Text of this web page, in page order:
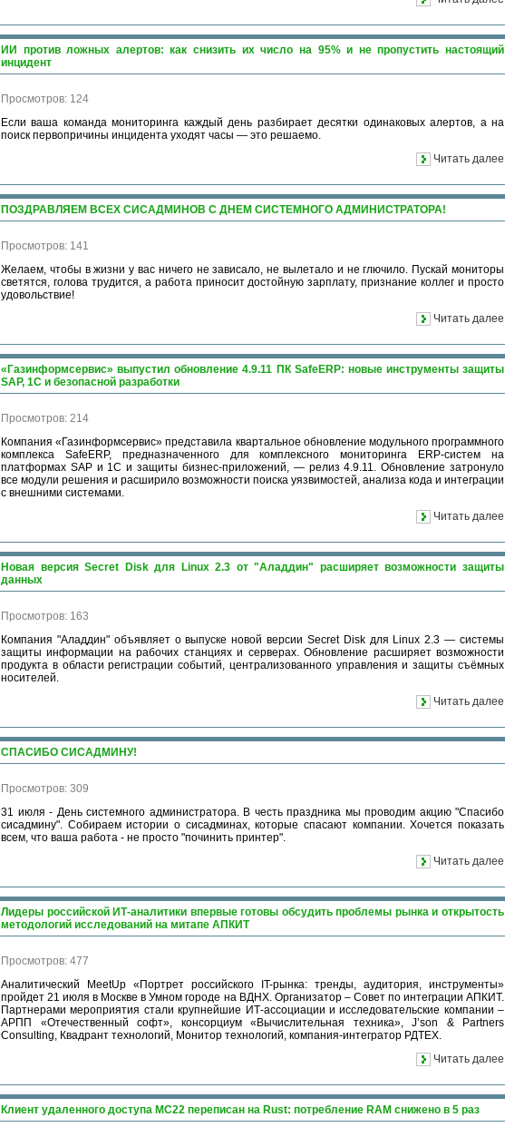
ИИ против ложных алертов: как снизить их число на 95% и не пропустить настоящий
инцидент
Просмотров: 124
Если ваша команда мониторинга каждый день разбирает десятки одинаковых алертов, а на
поиск первопричины инцидента уходят часы — это решаемо.
Читать далее
ПОЗДРАВЛЯЕМ ВСЕХ СИСАДМИНОВ С ДНЕМ СИСТЕМНОГО АДМИНИСТРАТОРА!
Просмотров: 141
Желаем, чтобы в жизни у вас ничего не зависало, не вылетало и не глючило. Пускай мониторы
светятся, голова трудится, а работа приносит достойную зарплату, признание коллег и просто
удовольствие!
Читать далее
«Газинформсервис» выпустил обновление 4.9.11 ПК SafeERP: новые инструменты защиты
SAP, 1С и безопасной разработки
Просмотров: 214
Компания «Газинформсервис» представила квартальное обновление модульного программного
комплекса SafeERP, предназначенного для комплексного мониторинга ERP-систем на
платформах SAP и 1С и защиты бизнес-приложений, — релиз 4.9.11. Обновление затронуло
все модули решения и расширило возможности поиска уязвимостей, анализа кода и интеграции
с внешними системами.
Читать далее
Новая версия Secret Disk для Linux 2.3 от "Аладдин" расширяет возможности защиты
данных
Просмотров: 163
Компания "Аладдин" объявляет о выпуске новой версии Secret Disk для Linux 2.3 — системы
защиты информации на рабочих станциях и серверах. Обновление расширяет возможности
продукта в области регистрации событий, централизованного управления и защиты съёмных
носителей.
Читать далее
СПАСИБО СИСАДМИНУ!
Просмотров: 309
31 июля - День системного администратора. В честь праздника мы проводим акцию "Спасибо
сисадмину". Собираем истории о сисадминах, которые спасают компании. Хочется показать
всем, что ваша работа - не просто "починить принтер".
Читать далее
Лидеры российской ИТ-аналитики впервые готовы обсудить проблемы рынка и открытость
методологий исследований на митапе АПКИТ
Просмотров: 477
Аналитический MeetUp «Портрет российского IT-рынка: тренды, аудитория, инструменты»
пройдет 21 июля в Москве в Умном городе на ВДНХ. Организатор – Совет по интеграции АПКИТ.
Партнерами мероприятия стали крупнейшие ИТ-ассоциации и исследовательские компании –
АРПП «Отечественный софт», консорциум «Вычислительная техника», J’son & Partners
Consulting, Квадрант технологий, Монитор технологий, компания-интегратор РДТЕХ.
Читать далее
Клиент удаленного доступа МС22 переписан на Rust: потребление RAM снижено в 5 раз